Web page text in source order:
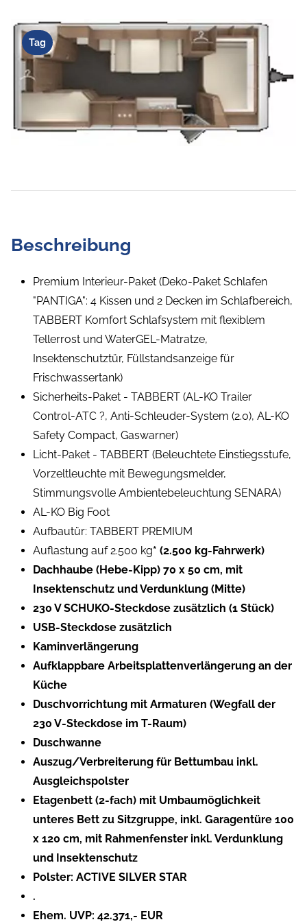
Tag
Beschreibung
Premium Interieur-Paket (Deko-Paket Schlafen
"PANTIGA": 4 Kissen und 2 Decken im Schlafbereich,
TABBERT Komfort Schlafsystem mit flexiblem
Tellerrost und WaterGEL-Matratze,
Insektenschutztür, Füllstandsanzeige für
Frischwassertank)
Sicherheits-Paket - TABBERT (AL-KO Trailer
Control-ATC ?, Anti-Schleuder-System (2.0), AL-KO
Safety Compact, Gaswarner)
Licht-Paket - TABBERT (Beleuchtete Einstiegsstufe,
Vorzeltleuchte mit Bewegungsmelder,
Stimmungsvolle Ambientebeleuchtung SENARA)
AL-KO Big Foot
Aufbautür: TABBERT PREMIUM
Auflastung auf 2.500 kg* (2.500 kg-Fahrwerk)
Dachhaube (Hebe-Kipp) 70 x 50 cm, mit
Insektenschutz und Verdunklung (Mitte)
230 V SCHUKO-Steckdose zusätzlich (1 Stück)
USB-Steckdose zusätzlich
Kaminverlängerung
Aufklappbare Arbeitsplattenverlängerung an der
Küche
Duschvorrichtung mit Armaturen (Wegfall der
230 V-Steckdose im T-Raum)
Duschwanne
Auszug/Verbreiterung für Bettumbau inkl.
Ausgleichspolster
Etagenbett (2-fach) mit Umbaumöglichkeit
unteres Bett zu Sitzgruppe, inkl. Garagentüre 100
x 120 cm, mit Rahmenfenster inkl. Verdunklung
und Insektenschutz
Polster: ACTIVE SILVER STAR
.
Ehem. UVP: 42.371,- EUR